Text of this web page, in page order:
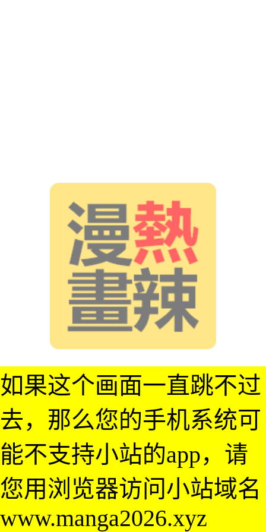
如果这个画面一直跳不过
去，那么您的手机系统可
能不支持小站的app，请
您用浏览器访问小站域名
www.manga2026.xyz